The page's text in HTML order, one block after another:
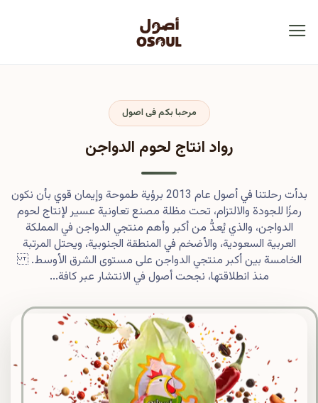
مرحبا بكم فى اصول
رواد انتاج لحوم الدواجن
بدأت رحلتنا في أصول عام 2013 برؤية طموحة وإيمان قوي بأن نكون
رمزًا للجودة والالتزام، تحت مظلة مصنع تعاونية عسير لإنتاج لحوم
الدواجن، والذي يُعدُّ من أكبر وأهم منتجي الدواجن في المملكة
العربية السعودية، والأضخم في المنطقة الجنوبية، ويحتل المرتبة
الخامسة بين أكبر منتجي الدواجن على مستوى الشرق الأوسط.
منذ انطلاقتها، نجحت أصول في الانتشار عبر كافة...